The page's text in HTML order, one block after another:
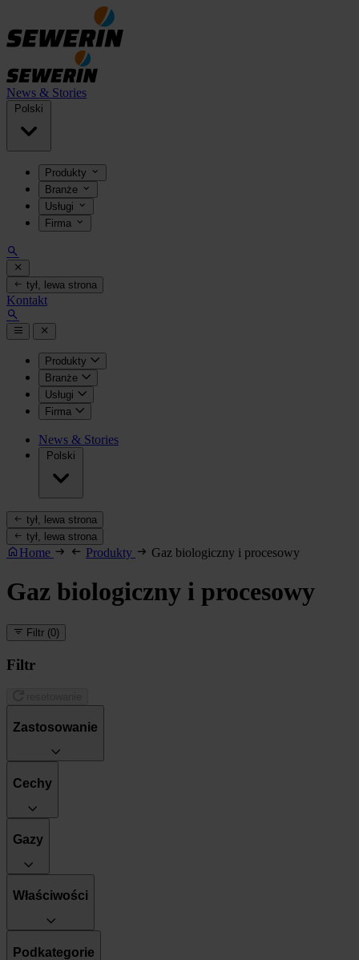
News & Stories
Polski
Produkty
Branże
Usługi
Firma
tył, lewa strona
Kontakt
Produkty
Branże
Usługi
Firma
News & Stories
Polski
tył, lewa strona
tył, lewa strona
Home Produkty Gaz biologiczny i procesowy
Gaz biologiczny i procesowy
Filtr (0)
Filtr
Zastosowanie
Cechy
Gazy
Właściwości
Podkategorie